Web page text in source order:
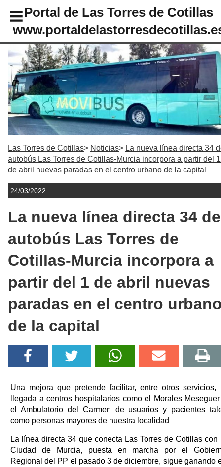
Portal de Las Torres de Cotillas
Las Torres de Cotillas Noticias
La nueva línea directa 34
autobús Las Torres de Cotillas-Murcia incorpora a partir del 1
de abril nuevas paradas en el centro urbano de la capital
24/03/2022
La nueva línea directa 34 de
autobús Las Torres de
Cotillas-Murcia incorpora a
partir del 1 de abril nuevas
paradas en el centro
de la capital
Una mejora que pretende facilitar, entre otros servicios,
llegada a centros hospitalarios como el Morales
el Ambulatorio del Carmen de usuarios y pacientes
como personas mayores de nuestra localidad
La línea directa 34 que conecta Las Torres de Cotillas con
Ciudad de Murcia, puesta en marcha por el
Regional del PP el pasado 3 de diciembre, sigue ganando